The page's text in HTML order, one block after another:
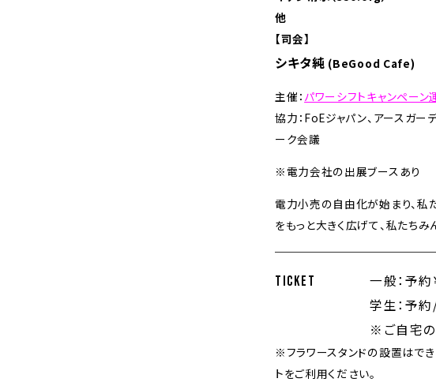
他
【司会】
シキタ純 (BeGood Cafe)
主催： パワーシフトキャンペー
協力：FoEジャパン、アースガ
ーク会議
※電⼒会社の出展ブースあり
電力小売の自由化が始まり、私
をもっと大きく広げて 、私たち
TICKET
一般：予
学生：予約
※ご自宅
※フラワースタンドの設置はで
トをご利用ください。